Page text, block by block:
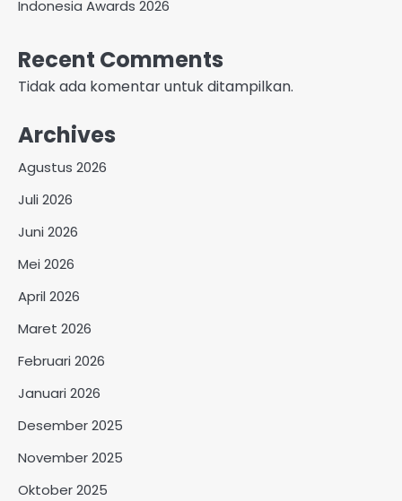
Indonesia Awards 2026
Recent Comments
Tidak ada komentar untuk ditampilkan.
Archives
Agustus 2026
Juli 2026
Juni 2026
Mei 2026
April 2026
Maret 2026
Februari 2026
Januari 2026
Desember 2025
November 2025
Oktober 2025